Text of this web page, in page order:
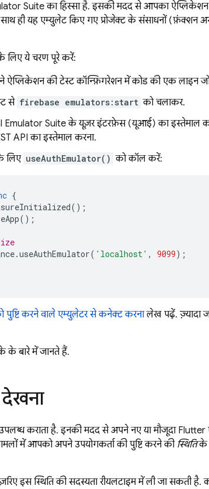
Suite का हिस्सा है. इसकी मदद से, आपका
ही, यह एम्युलेट किए गए प्रोजेक्ट के संसाधनों (फ़ंक्शन,
लिए, ये चरण पूरे करें:
ऐप्लिकेशन की टेस्ट कॉन्फ़िगरेशन में कोड की एक लाइन
से, firebase emulators:start को चलाकर.
Emulator Suite के यूज़र इंटरफ़ेस (यूआई) का इस्तेमाल
API का इस्तेमाल करना.
लिए, useAuthEmulator() को कॉल करें:
{
();
();
.useAuthEmulator( 'localhost' , 9099);
करने वाले एम्युलेटर से कनेक्ट करनालेख पढ़ें. ज़्यादा
के बारे में जानते हैं.
देखना
कराता है. इनकी मदद से, अपने नए या मौजूदा Flutter
में, आपको अपने उपयोगकर्ता की पुष्टि करने की स्थितिके
इस स्थिति की सदस्यता रीयलटाइम में ली जा सकती है.